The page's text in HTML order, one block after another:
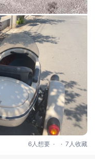
6人想要 . . 7人收藏